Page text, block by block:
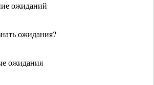
ожиданий
ожидания?
ожидания